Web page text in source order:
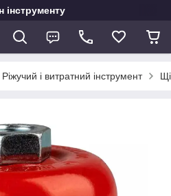
інструменту
Ріжучий і витратний інструмент